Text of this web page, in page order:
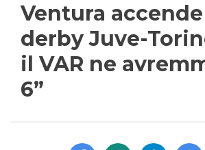
Ventura
derby Juve-
il VAR ne
6”